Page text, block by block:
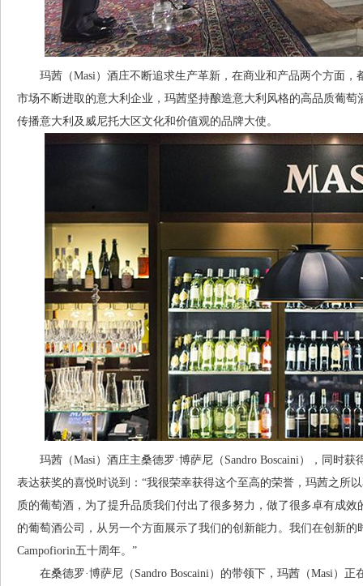
玛茜（Masi）酒庄不断追求生产革新，在商业和产品两个方面，
市场不断进取的意大利企业，玛茜坚持酿造意大利风格的高品质葡
传播意大利及威尼托大区文化和价值观的品牌大使。
玛茜（Masi）酒庄主桑德罗·博萨尼（Sandro Boscaini），同时获
表达获奖的喜悦时说到：“我很荣幸获得这个至高的荣誉，玛茜之所
质的葡萄酒，为了提升品质我们付出了很多努力，做了很多卓有成
的葡萄酒公司，从另一个方面展示了我们的创新能力。我们在创新
Campofiorin五十周年。”
在桑德罗·博萨尼（Sandro Boscaini）的带领下，玛茜（Masi）正